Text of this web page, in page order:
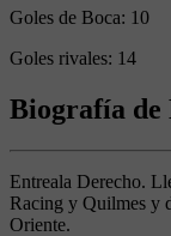
Goles de Boca: 10
Goles rivales: 14
Biografía de
Entreala Derecho.
Racing y Quilmes y
Oriente.